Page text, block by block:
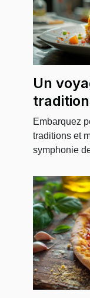
Un
Embarquez
traditions et
symphonie